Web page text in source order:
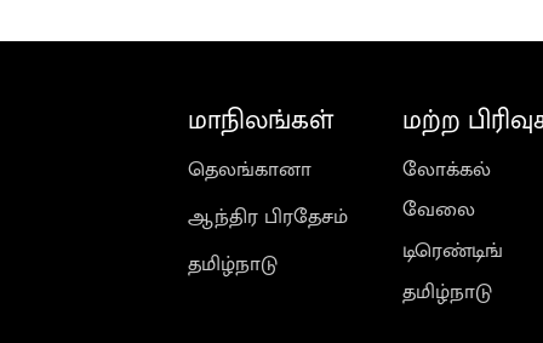
மாநிலங்கள்
தெலங்கானா
ஆந்திர பிரதேசம்
தமிழ்நாடு
மற்ற
லோக்கல்
வேலை
டிரெண்டிங்
தமிழ்நாடு